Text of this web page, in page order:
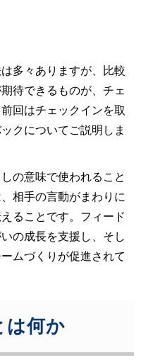
多々ありますが、比較
待できるものが、チェ
回はチェックインを取
クについてご説明しま
の意味で使われること
相手の言動がまわりに
ることです。フィード
の成長を支援し、そし
ムづくりが促進されて
は何か